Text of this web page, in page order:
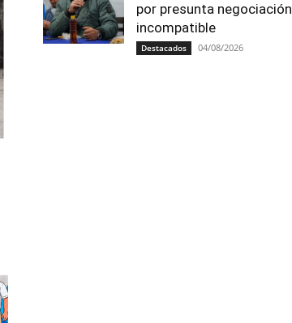
por presunta negociación
incompatible
Destacados 04/08/2026